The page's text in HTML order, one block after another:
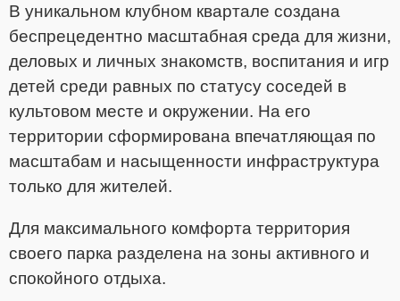
В уникальном клубном квартале создана
беспрецедентно масштабная среда для жизни,
деловых и личных знакомств, воспитания и игр
детей среди равных по статусу соседей в
культовом месте и окружении. На его
территории сформирована впечатляющая по
масштабам и насыщенности инфраструктура
только для жителей.
Для максимального комфорта территория
своего парка разделена на зоны активного и
спокойного отдыха.